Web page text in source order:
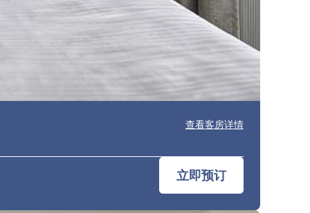
查看客房详情
立即预订